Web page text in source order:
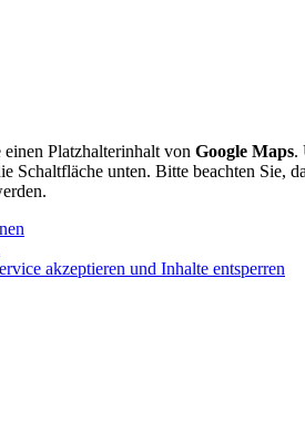
einen Platzhalterinhalt von Google Maps.
Schaltfläche unten. Bitte beachten Sie,
akzeptieren und Inhalte entsperren